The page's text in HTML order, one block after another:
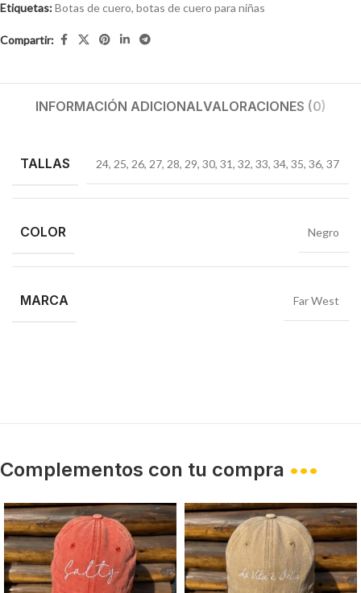
Etiquetas:Botas de cuero, botas de cuero para niñas
Compartir:
INFORMACIÓN ADICIONALVALORACIONES (0)
TALLAS 24, 25, 26, 27, 28, 29, 30, 31, 32, 33, 34, 35, 36, 37
COLOR Negro
MARCA Far West
Complementos con tu compra •••